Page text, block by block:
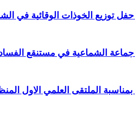
توزيع الخوذات الوقائية في
الشماعية في مستنقع
بمناسبة الملتقى العلمي الاول